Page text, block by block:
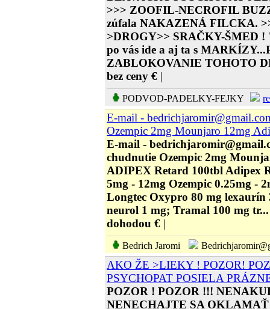
>>> ZOOFIL-NECROFIL
zúfala NAKAZENÁ FILCKA.
>DROGY>> SRAČKY-ŠMED
po vás ide a aj ta s
ZABLOKOVANIE TOHOTO
bez ceny € |
PODVOD-PADELKY-FEJKY
E-mail -
Ozempic 2mg Mounjaro 12mg
E-mail -
chudnutie Ozempic 2mg
ADIPEX Retard 100tbl Adipex
5mg - 12mg Ozempic 0.25mg -
Longtec Oxypro 80 mg lexaurín
neurol 1 mg; Tramal 100 mg tr...
dohodou € |
Bedrich Jaromi
AKO ŽE >LIEKY ! POZOR!
PSYCHOPAT POSIELA
POZOR ! POZOR !!!
NENECHAJTE SA